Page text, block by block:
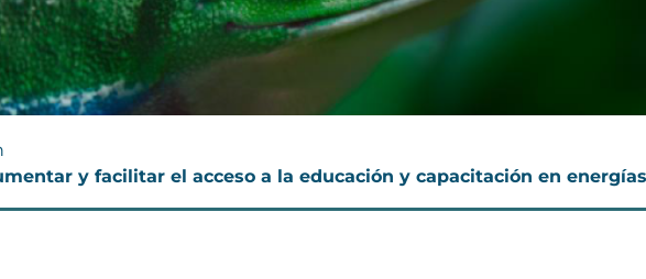
y facilitar el acceso a la educación y capacitación en